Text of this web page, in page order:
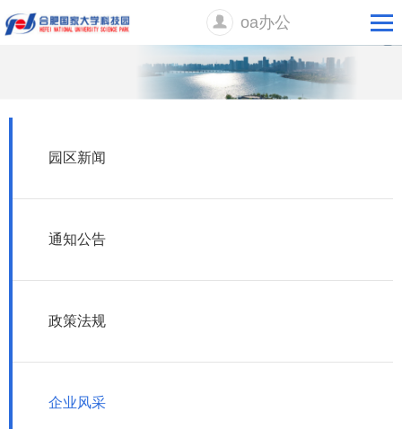
oa办公
园区新闻
通知公告
政策法规
企业风采